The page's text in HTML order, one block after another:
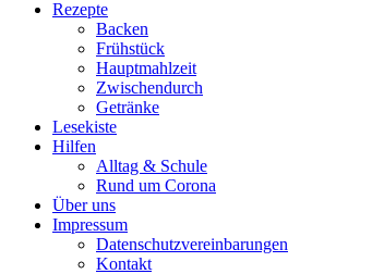
Rezepte
Backen
Frühstück
Hauptmahlzeit
Zwischendurch
Getränke
Lesekiste
Hilfen
Alltag & Schule
Rund um Corona
Über uns
Impressum
Datenschutzvereinbarungen
Kontakt